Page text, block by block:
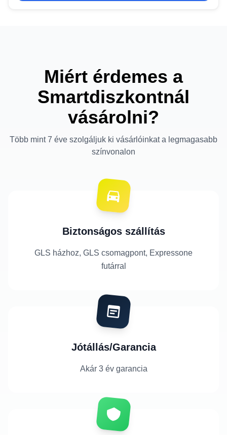
Miért érdemes a
Smartdiszkontnál
vásárolni?
Több mint 7 éve szolgáljuk ki vásárlóinkat a legmagasabb
színvonalon
Biztonságos szállítás
GLS házhoz, GLS csomagpont, Expressone
futárral
Jótállás/Garancia
Akár 3 év garancia